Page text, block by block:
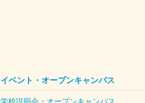
イベント・オープンキャンパス
学校説明会・オープンキャンパス